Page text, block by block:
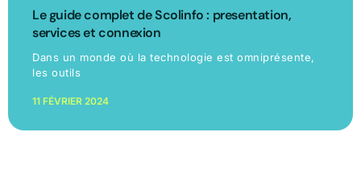
Le guide complet de Scolinfo : presentation,
services et connexion
Dans un monde où la technologie est omniprésente,
les outils
11 FÉVRIER 2024